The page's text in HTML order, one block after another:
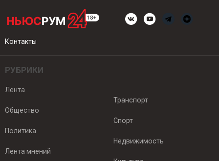
Контакты
РУБРИКИ
Лента
Общество
Политика
Лента мнений
Транспорт
Спорт
Недвижимость